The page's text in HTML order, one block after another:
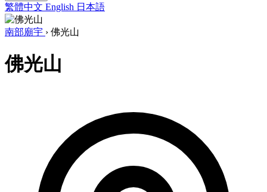
繁體中文 English 日本語
南部廟宇 › 佛光山
佛光山